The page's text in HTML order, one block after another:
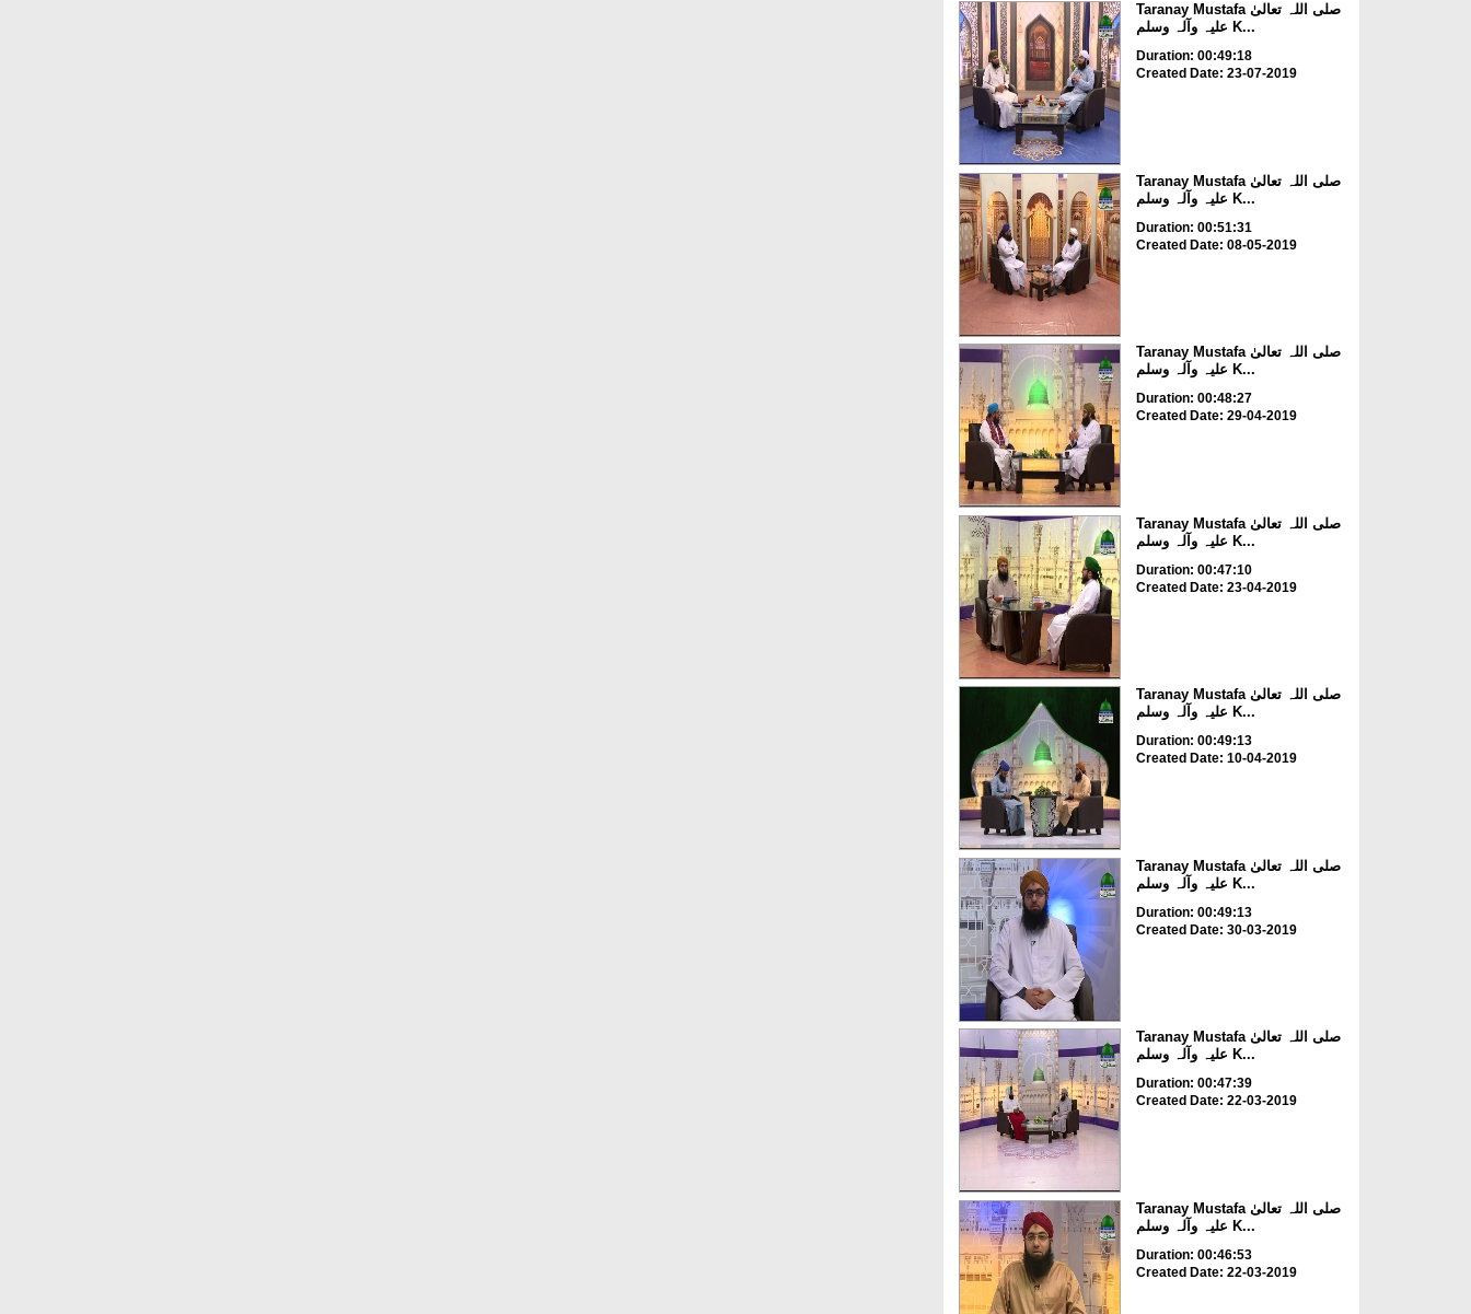
Taranay Mustafa صلی اللہ تعالیٰ
علیہ وآلہ وسلم K...
Duration: 00:49:18
Created Date: 23-07-2019
Taranay Mustafa صلی اللہ تعالیٰ
علیہ وآلہ وسلم K...
Duration: 00:51:31
Created Date: 08-05-2019
Taranay Mustafa صلی اللہ تعالیٰ
علیہ وآلہ وسلم K...
Duration: 00:48:27
Created Date: 29-04-2019
Taranay Mustafa صلی اللہ تعالیٰ
علیہ وآلہ وسلم K...
Duration: 00:47:10
Created Date: 23-04-2019
Taranay Mustafa صلی اللہ تعالیٰ
علیہ وآلہ وسلم K...
Duration: 00:49:13
Created Date: 10-04-2019
Taranay Mustafa صلی اللہ تعالیٰ
علیہ وآلہ وسلم K...
Duration: 00:49:13
Created Date: 30-03-2019
Taranay Mustafa صلی اللہ تعالیٰ
علیہ وآلہ وسلم K...
Duration: 00:47:39
Created Date: 22-03-2019
Taranay Mustafa صلی اللہ تعالیٰ
علیہ وآلہ وسلم K...
Duration: 00:46:53
Created Date: 22-03-2019